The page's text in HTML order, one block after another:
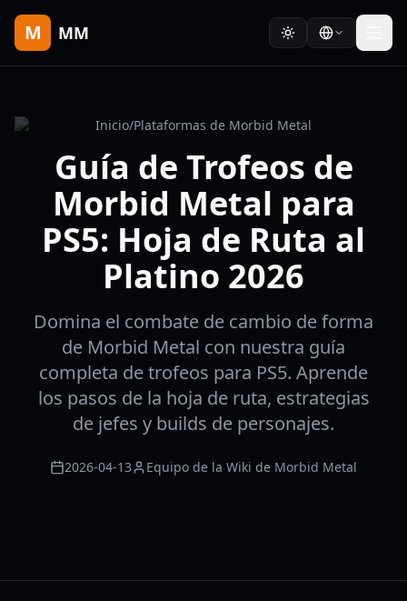
M MM
Inicio/Plataformas de Morbid Metal
Guía de Trofeos de
Morbid Metal para
PS5: Hoja de Ruta al
Platino 2026
Domina el combate de cambio de forma
de Morbid Metal con nuestra guía
completa de trofeos para PS5. Aprende
los pasos de la hoja de ruta, estrategias
de jefes y builds de personajes.
2026-04-13 Equipo de la Wiki de Morbid Metal